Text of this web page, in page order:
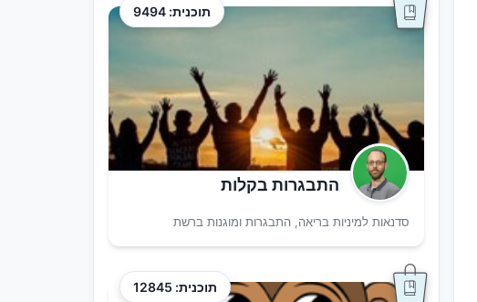
תוכנית: 9494
התבגרות בקלות
סדנאות למיניות בריאה, התבגרות ומוגנות ברשת
תוכנית: 12845